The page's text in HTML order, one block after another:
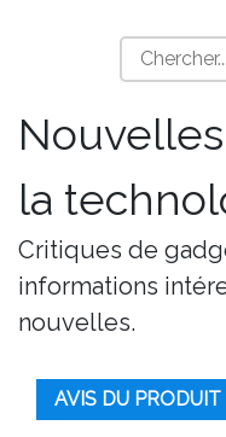
la
Critiques de
informations
nouvelles.
AVIS DU PRODUIT